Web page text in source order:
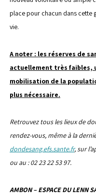
place pour chacun dans cette
vie.
A noter : les réserves de
actuellement très faibles,
mobilisation de la
plus nécessaire.
Retrouvez tous les lieux de
rendez-vous, même à la
dondesang.efs.sante.fr, sur
ou au : 02 23 22 53 97.
AMBON – ESPACE DU LENN